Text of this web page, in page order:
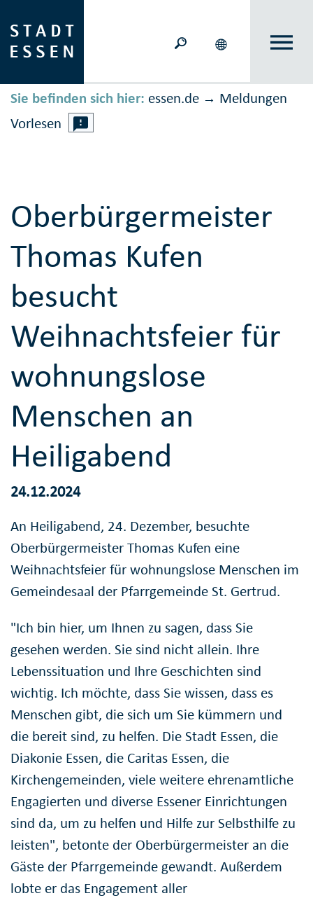
Sie befinden sich hier: essen.de → Meldungen
Vorlesen
Oberbürgermeister
Thomas Kufen
besucht
Weihnachtsfeier für
wohnungslose
Menschen an
Heiligabend
24.12.2024
An Heiligabend, 24. Dezember, besuchte
Oberbürgermeister Thomas Kufen eine
Weihnachtsfeier für wohnungslose Menschen im
Gemeindesaal der Pfarrgemeinde St. Gertrud.
"Ich bin hier, um Ihnen zu sagen, dass Sie
gesehen werden. Sie sind nicht allein. Ihre
Lebenssituation und Ihre Geschichten sind
wichtig. Ich möchte, dass Sie wissen, dass es
Menschen gibt, die sich um Sie kümmern und
die bereit sind, zu helfen. Die Stadt Essen, die
Diakonie Essen, die Caritas Essen, die
Kirchengemeinden, viele weitere ehrenamtliche
Engagierten und diverse Essener Einrichtungen
sind da, um zu helfen und Hilfe zur Selbsthilfe zu
leisten", betonte der Oberbürgermeister an die
Gäste der Pfarrgemeinde gewandt. Außerdem
lobte er das Engagement aller